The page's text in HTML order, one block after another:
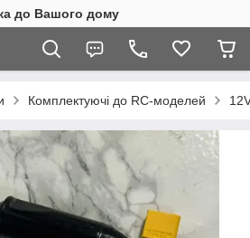
до Вашого дому
Комплектуючі до RC-моделей